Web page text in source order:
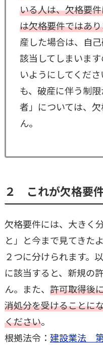
いる人は、欠格要
は欠格要件ではあ
産した場合は、自
該当してしまいま
いようにしてくだ
も、破産に伴う制
者」については、
ん。
２ これが欠格要件
欠格要件には、大きく
と」と今まで見てきた
２つに分けられます。
に該当すると、新規の
ん。また、 許可取得後
消処分を受けることに
ください。
根拠法令： 建設業法